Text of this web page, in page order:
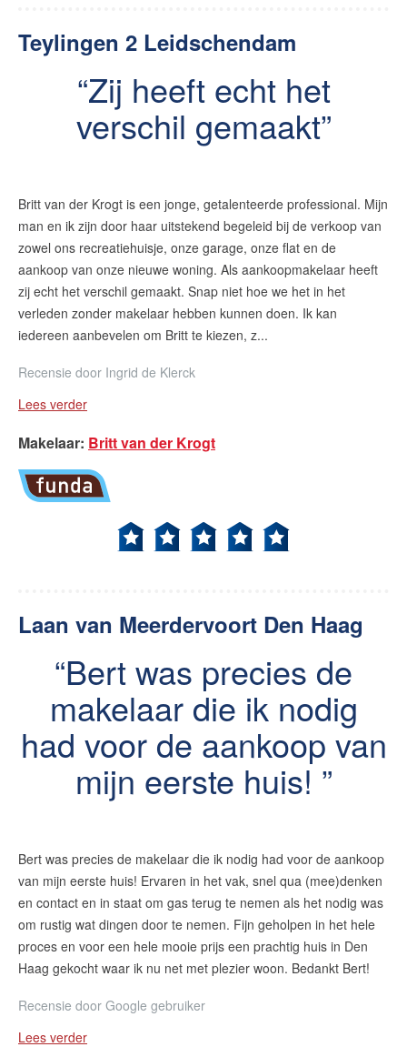
Teylingen 2 Leidschendam
Zij heeft echt het
verschil gemaakt
Britt van der Krogt is een jonge, getalenteerde professional. Mijn
man en ik zijn door haar uitstekend begeleid bij de verkoop van
zowel ons recreatiehuisje, onze garage, onze flat en de
aankoop van onze nieuwe woning. Als aankoopmakelaar heeft
zij echt het verschil gemaakt. Snap niet hoe we het in het
verleden zonder makelaar hebben kunnen doen. Ik kan
iedereen aanbevelen om Britt te kiezen, z...
Recensie door Ingrid de Klerck
Lees verder
Makelaar: Britt van der Krogt
Laan van Meerdervoort Den Haag
Bert was precies de
makelaar die ik nodig
had voor de aankoop van
mijn eerste huis!
Bert was precies de makelaar die ik nodig had voor de aankoop
van mijn eerste huis! Ervaren in het vak, snel qua (mee)denken
en contact en in staat om gas terug te nemen als het nodig was
om rustig wat dingen door te nemen. Fijn geholpen in het hele
proces en voor een hele mooie prijs een prachtig huis in Den
Haag gekocht waar ik nu net met plezier woon. Bedankt Bert!
Recensie door Google gebruiker
Lees verder